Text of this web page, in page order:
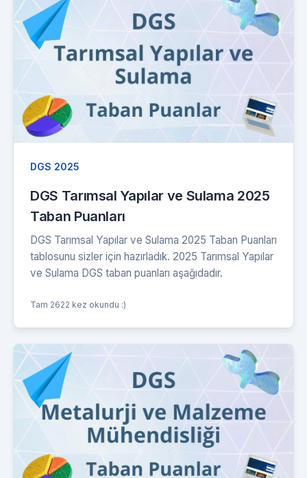
DGS 2025
DGS Tarımsal Yapılar ve Sulama 2025
Taban Puanları
DGS Tarımsal Yapılar ve Sulama 2025 Taban Puanları
tablosunu sizler için hazırladık. 2025 Tarımsal Yapılar
ve Sulama DGS taban puanları aşağıdadır.
Tam 2622 kez okundu :)